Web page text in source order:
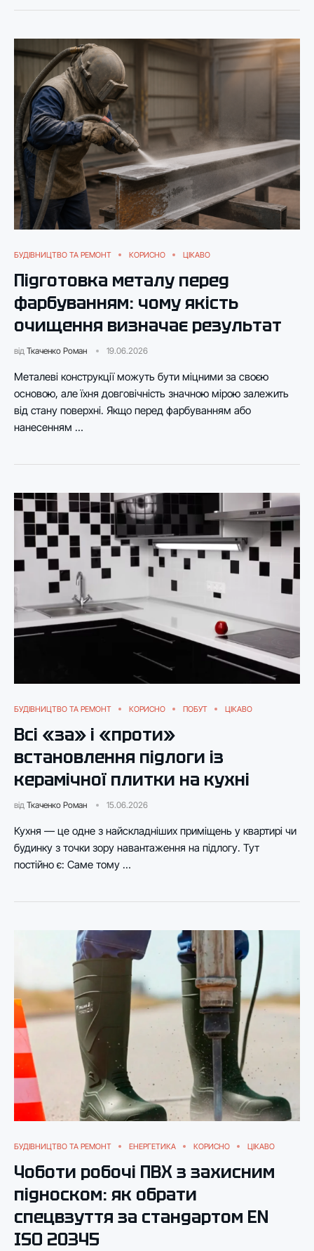
БУДІВНИЦТВО ТА РЕМОНТ КОРИСНО ЦІКАВО
Підготовка металу перед
фарбуванням: чому якість
очищення визначає результат
від Ткаченко Роман 19.06.2026
Металеві конструкції можуть бути міцними за своєю
основою, але їхня довговічність значною мірою залежить
від стану поверхні. Якщо перед фарбуванням або
нанесенням …
БУДІВНИЦТВО ТА РЕМОНТ КОРИСНО ПОБУТ ЦІКАВО
Всі «за» і «проти»
встановлення підлоги із
керамічної плитки на кухні
від Ткаченко Роман 15.06.2026
Кухня — це одне з найскладніших приміщень у квартирі чи
будинку з точки зору навантаження на підлогу. Тут
постійно є: Саме тому …
БУДІВНИЦТВО ТА РЕМОНТ ЕНЕРГЕТИКА КОРИСНО ЦІКАВО
Чоботи робочі ПВХ з захисним
підноском: як обрати
спецвзуття за стандартом EN
ISO 20345